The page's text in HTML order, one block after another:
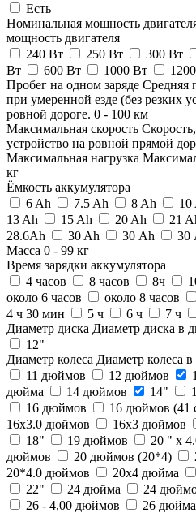
Есть
Номинальная мощность
мощность двигателя
240 Вт
250 Вт 300 Вт
Вт
600 Вт 1000 Вт
Пробег на одном заряде Средняя
при умеренной езде (без резких
ровной дороге. 0 - 100 км
Максимальная скорость
устройство на ровной прямой
Максимальная нагрузка
кг
Ёмкость аккумулятора
6 Ah
7.5 Ah 8 Ah 10
13 Ah
15 Ah 20 Ah 21
28.6Ah
30 Ah 30 Аh 30
Масса 0 - 99 кг
Время зарядки аккумулятора
4 часов
8 часов 8ч
около 6 часов
около 8 часов
4 ч 30 мин
5 ч 6 ч 7 ч
Диаметр диска Диаметр диска в
12"
Диаметр колеса Диаметр колеса
11 дюймов
12 дюймов
дюйма
14 дюймов 14"
16 дюймов
16 дюймов (41
16x3.0 дюймов
16х3 дюймов
18"
19 дюймов 20 " x
дюймов
20 дюймов (20*4)
20*4.0 дюймов
20x4 дюйма
22"
24 дюйма 24
26 - 4,00 дюймов
26 дюйма